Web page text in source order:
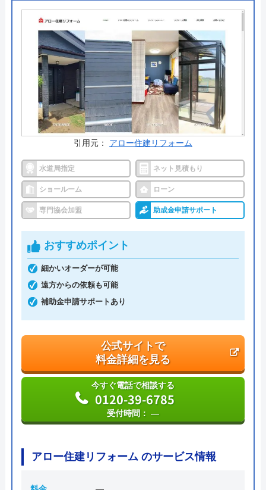
ており、表示価格以外は一切かからないので安心で
出張料金や見積もり料金はかからず、トイレ交換で
はかかせない「排水形式の確認」や「取付可能トイ
レの紹介」も無料で行ってくれるので、まずは気軽
に相談してみてはいかがでしょうか。
公式サイトで
料金詳細を見る
今すぐ電話で相談する
0120-221-611
受付時間： 24時間
ハウスラボホーム の基本情報
運営会社 株式会社ハウスラボ
代表者 丸山英利
〒556-0014
大阪府大阪市浪速区大国2丁目1番6号
引用元： アロー住建リフォーム
水道局指定 ネット見積もり
ショールーム ローン
専門協会加盟 助成金申請サポート
おすすめポイント
細かいオーダーが可能
遠方からの依頼も可能
補助金申請サポートあり
公式サイトで
料金詳細を見る
今すぐ電話で相談する
0120-39-6785
受付時間： ―
アロー住建リフォーム のサービス情報